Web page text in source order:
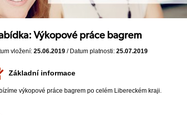
Výkopové práce bagrem
vložení: 25.06.2019 / Datum platnosti: 25.07.2019
Základní informace
výkopové práce bagrem po celém Libereckém kraji.